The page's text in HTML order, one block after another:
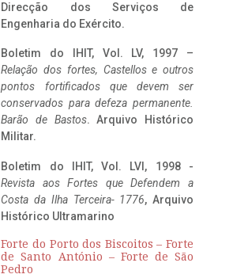
Direcção dos Serviços de
Engenharia do Exército.
Boletim do IHIT, Vol. LV, 1997 –
Relação dos fortes, Castellos e outros
pontos fortificados que devem ser
conservados para defeza permanente.
Barão de Bastos. Arquivo Histórico
Militar.
Boletim do IHIT, Vol. LVI, 1998 -
Revista aos Fortes que Defendem a
Costa da Ilha Terceira- 1776, Arquivo
Histórico Ultramarino
Forte do Porto dos Biscoitos – Forte
de Santo António – Forte de São
Pedro